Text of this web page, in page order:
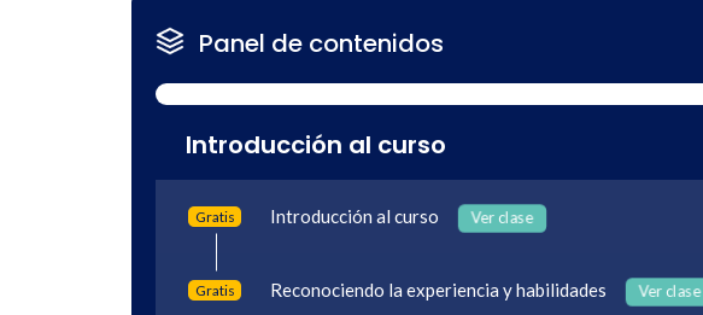
Panel de contenidos
Introducción al curso
Gratis Introducción al curso Ver clase
Gratis Reconociendo la experiencia y habilidades Ver clase